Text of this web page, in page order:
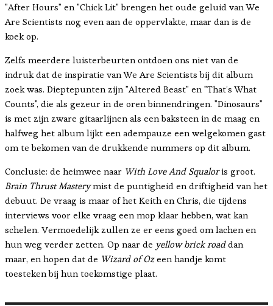
"After Hours" en "Chick Lit" brengen het oude geluid van We
Are Scientists nog even aan de oppervlakte, maar dan is de
koek op.
Zelfs meerdere luisterbeurten ontdoen ons niet van de
indruk dat de inspiratie van We Are Scientists bij dit album
zoek was. Dieptepunten zijn "Altered Beast" en "That’s What
Counts", die als gezeur in de oren binnendringen. "Dinosaurs"
is met zijn zware gitaarlijnen als een baksteen in de maag en
halfweg het album lijkt een adempauze een welgekomen gast
om te bekomen van de drukkende nummers op dit album.
Conclusie: de heimwee naar With Love And Squaloris groot.
Brain Thrust Masterymist de puntigheid en driftigheid van het
debuut. De vraag is maar of het Keith en Chris, die tijdens
interviews voor elke vraag een mop klaar hebben, wat kan
schelen. Vermoedelijk zullen ze er eens goed om lachen en
hun weg verder zetten. Op naar de yellow brick roaddan
maar, en hopen dat de Wizard of Ozeen handje komt
toesteken bij hun toekomstige plaat.